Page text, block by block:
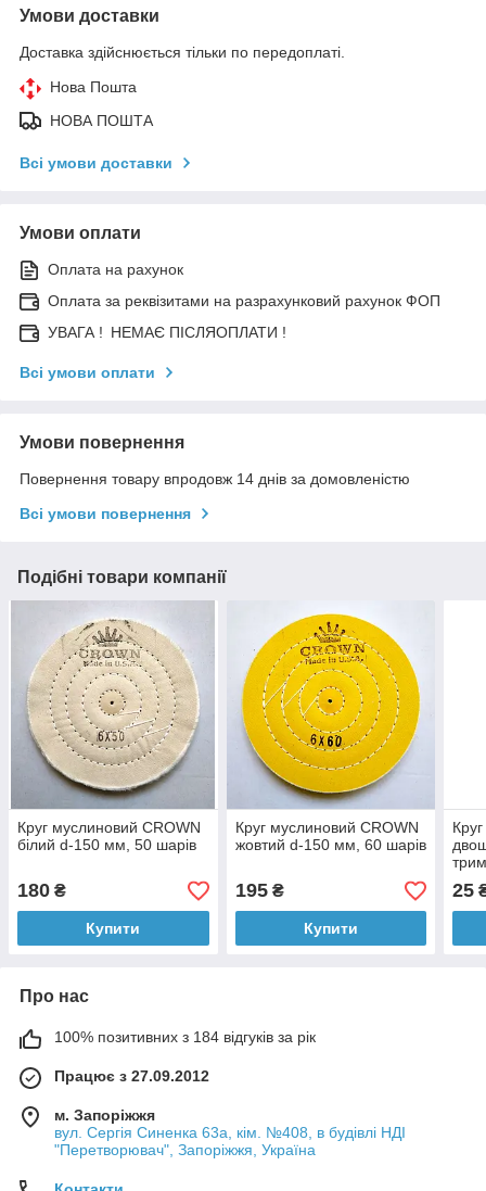
Умови доставки
Доставка здійснюється тільки по передоплаті.
Нова Пошта
НОВА ПОШТА
Всі умови доставки
Умови оплати
Оплата на рахунок
Оплата за реквізитами на разрахунковий рахунок ФОП
УВАГА ! НЕМАЄ ПІСЛЯОПЛАТИ !
Всі умови оплати
Умови повернення
Повернення товару впродовж 14 днів за домовленістю
Всі умови повернення
Подібні товари компанії
Круг муслиновий CROWN
білий d-150 мм, 50 шарів
180 ₴
Купити
Круг муслиновий CROWN
жовтий d-150 мм, 60 шарів
195₴
Купити
25
Про нас
100% позитивних з 184 відгуків за рік
Працює з 27.09.2012
м. Запоріжжя
вул. Сергія Синенка 63а, кім. №408, в будівлі НДІ
"Перетворювач", Запоріжжя, Україна